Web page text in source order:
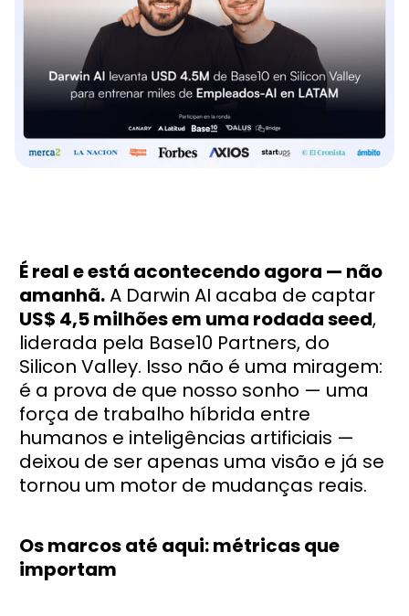
É real e está acontecendo agora — não
amanhã.A Darwin AI acaba de captar
US$ 4,5 milhões em uma rodada seed,
liderada pela Base10 Partners, do
Silicon Valley. Isso não é uma miragem:
é a prova de que nosso sonho — uma
força de trabalho híbrida entre
humanos e inteligências artificiais —
deixou de ser apenas uma visão e já se
tornou um motor de mudanças reais.
Os marcos até aqui: métricas que
importam